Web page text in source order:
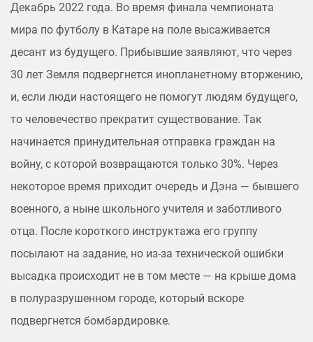
Декабрь 2022 года. Во время финала чемпионата
мира по футболу в Катаре на поле высаживается
десант из будущего. Прибывшие заявляют, что через
30 лет Земля подвергнется инопланетному вторжению,
и, если люди настоящего не помогут людям будущего,
то человечество прекратит существование. Так
начинается принудительная отправка граждан на
войну, с которой возвращаются только 30%. Через
некоторое время приходит очередь и Дэна — бывшего
военного, а ныне школьного учителя и заботливого
отца. После короткого инструктажа его группу
посылают на задание, но из-за технической ошибки
высадка происходит не в том месте — на крыше дома
в полуразрушенном городе, который вскоре
подвергнется бомбардировке.